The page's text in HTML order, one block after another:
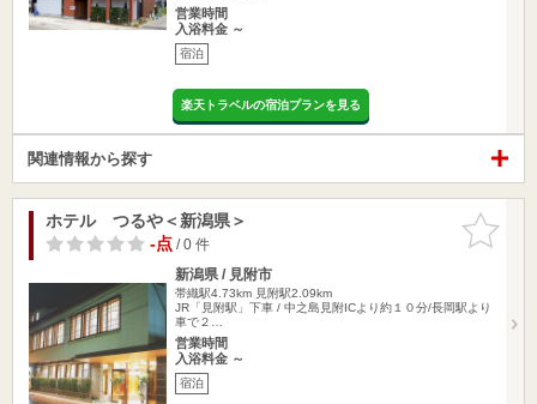
営業時間
入浴料金 ～
宿泊
楽天トラベルの宿泊プランを見る
関連情報から探す
お気に入
りに追加
ホテル つるや＜新潟県＞
-点/ 0 件
新潟県 / 見附市
帯織駅4.73km 見附駅2.09km
JR「見附駅」下車 / 中之島見附ICより約１０分/長岡駅より
車で２…
営業時間
入浴料金 ～
宿泊